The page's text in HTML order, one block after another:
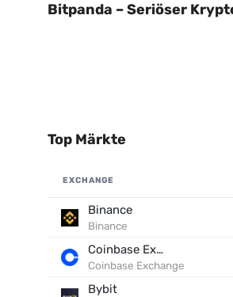
Bitpanda – Seriöser
Top Märkte
EXCHANGE
Binance
Binance
Coinbase Exchange
Coinbase Exchange
Bybit